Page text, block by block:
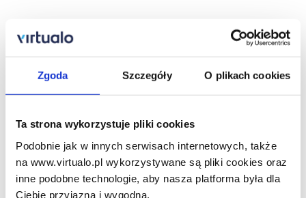
Zgoda Szczegóły O plikach cookies
Ta strona wykorzystuje pliki cookies
Podobnie jak w innych serwisach internetowych, także
na www.virtualo.pl wykorzystywane są pliki cookies oraz
inne podobne technologie, aby nasza platforma była dla
Ciebie przyjazna i wygodna.
29,90zł
Dodaj do koszyka
Opis audiobooka Szczegóły
Rywal - audiobook